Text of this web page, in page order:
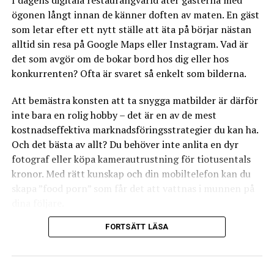
kostnad. Begagnad utrustning kan spara pengar men
kan kräva mer underhåll. Väg för- och nackdelarna för
varje artikel:
Fördelar med ny utrustning:
– Garantier och bättre support
– Senaste teknologin och energieffektivitet
– Längre förväntad livslängd
Fördelar med begagnad utrustning:
– Lägre initialkostnad
– Möjlighet att köpa högkvalitativa märken till lägre pris
– Mindre värdeminskning
Energieffektiva apparater kan kosta mer initialt men
kan avsevärt minska elkostnaderna över tid. Leta efter
energimärkningar och beräkna potentiella besparingar.
ögonen långt innan de känner doften av maten. En gäst
som letar efter ett nytt ställe att äta på börjar nästan
alltid sin resa på Google Maps eller Instagram. Vad är
det som avgör om de bokar bord hos dig eller hos
konkurrenten? Ofta är svaret så enkelt som bilderna.
Att bemästra konsten att ta snygga matbilder är därför
inte bara en rolig hobby – det är en av de mest
kostnadseffektiva marknadsföringsstrategier du kan ha.
Och det bästa av allt? Du behöver inte anlita en dyr
fotograf eller köpa kamerautrustning för tiotusentals
kronor. Med rätt kunskap och din mobiltelefon kan du
skapa ”food porn” som får det att vattnas i munnen på
Här går vi igenom allt du behöver veta för att lyfta din
FORTSÄTT LÄSA